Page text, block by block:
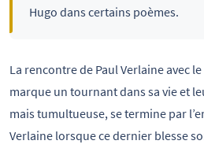
Hugo dans certains poèmes.
La rencontre de Paul Verlaine avec
marque un tournant dans sa vie et
mais tumultueuse, se termine par
Verlaine lorsque ce dernier blesse